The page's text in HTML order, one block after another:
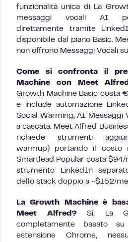
funzionalità unica di La
messaggi vocali AI
direttamente tramite
disponibile dal piano Basic.
non offrono Messaggi Vocali
Come si confronta il
Machine con Meet
Growth Machine Basic costa
e include automazione
Social Warming, AI Messaggi
a cascata. Meet Alfred
richiede strumenti
warmup) portando il costo
Smartlead Popular costa $94/
strumento LinkedIn
dello stack doppio a ~$152/
La Growth Machine è
Meet Alfred?Sì. La
completamente basato
estensione Chrome,